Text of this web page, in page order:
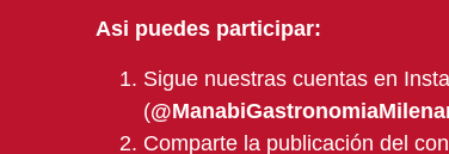
Asi puedes participar:
Sigue nuestras cuentas en
(
Comparte la publicación del